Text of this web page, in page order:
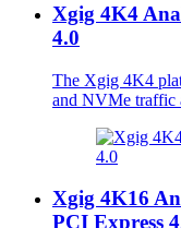
Xgig 4K4
4.0
The Xgig 4K4
and NVMe traffic
Xgig 4K16
PCI Express